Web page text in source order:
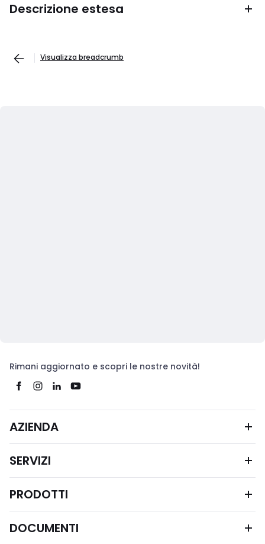
Descrizione estesa
Visualizza breadcrumb
Rimani aggiornato e scopri le nostre novità!
AZIENDA
SERVIZI
PRODOTTI
DOCUMENTI